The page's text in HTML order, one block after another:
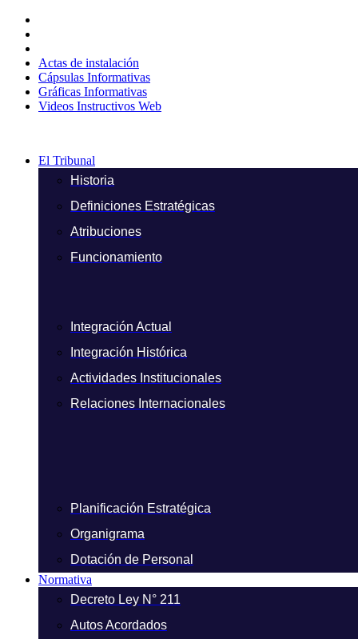
contenido
Actas de instalación
Cápsulas Informativas
Gráficas Informativas
Videos Instructivos Web
El Tribunal
Historia
Definiciones Estratégicas
Atribuciones
Funcionamiento
Integración Actual
Integración Histórica
Actividades Institucionales
Relaciones Internacionales
Planificación Estratégica
Organigrama
Dotación de Personal
Normativa
Decreto Ley N° 211
Autos Acordados